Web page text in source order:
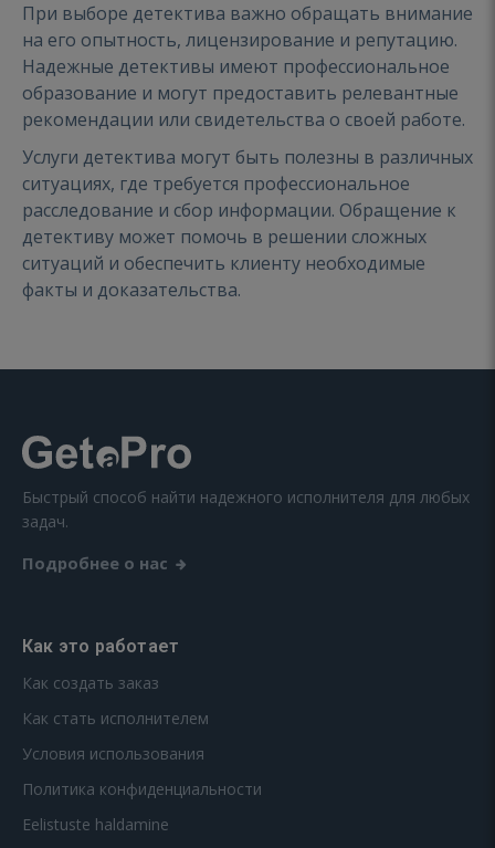
При выборе детектива важно обращать внимание
на его опытность, лицензирование и репутацию.
Надежные детективы имеют профессиональное
образование и могут предоставить релевантные
рекомендации или свидетельства о своей работе.
Услуги детектива могут быть полезны в различных
ситуациях, где требуется профессиональное
расследование и сбор информации. Обращение к
детективу может помочь в решении сложных
ситуаций и обеспечить клиенту необходимые
факты и доказательства.
Быстрый способ найти надежного исполнителя для любых
задач.
Подробнее о нас
Как это работает
Как создать заказ
Как стать исполнителем
Условия использования
Политика конфиденциальности
Eelistuste haldamine